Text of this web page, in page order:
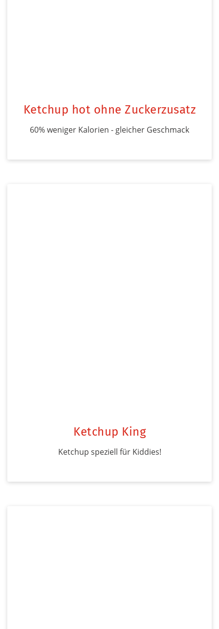
Ketchup hot ohne Zuckerzusatz
60% weniger Kalorien - gleicher Geschmack
Ketchup King
Ketchup speziell für Kiddies!